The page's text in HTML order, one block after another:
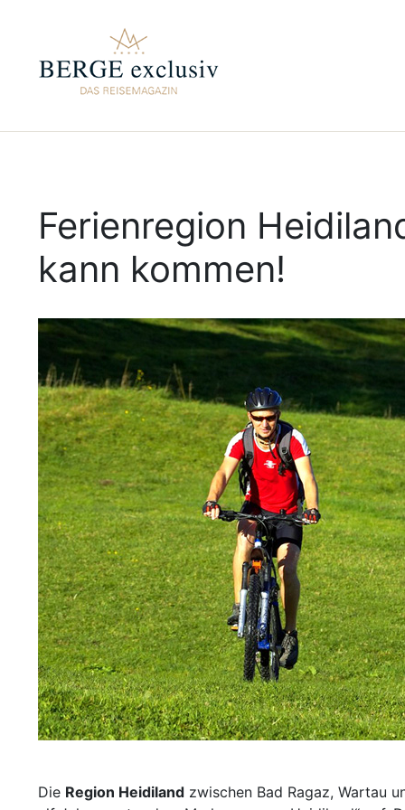
Ferienregion
kann kommen!
Die Region Heidiland zwischen Bad Ragaz, Wartau